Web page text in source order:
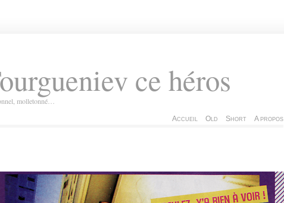
ce héros
molletonné…
Accueil Old Short A propos